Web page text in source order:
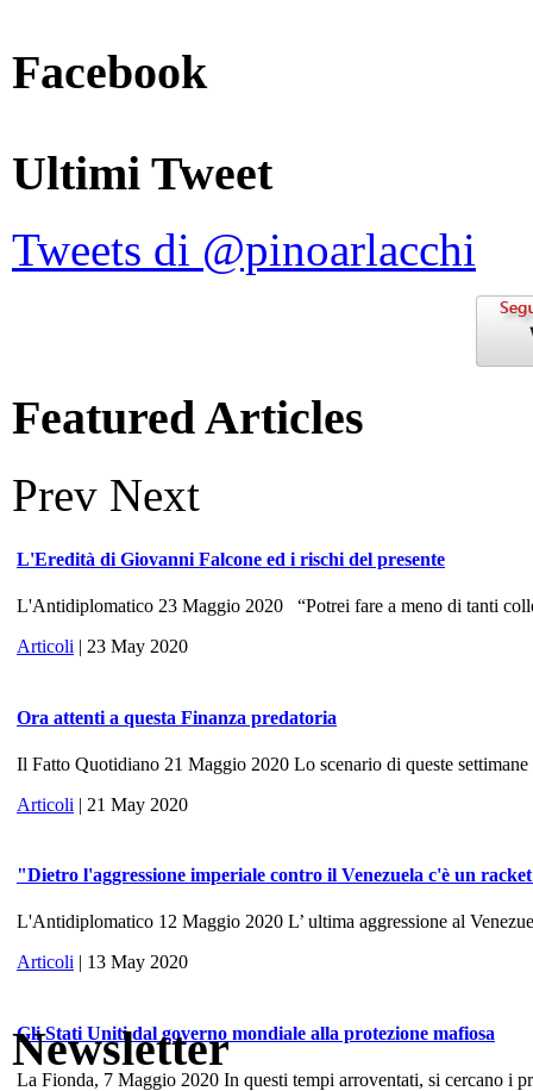
Facebook
Ultimi Tweet
Tweets di @pinoarlacchi
Featured Articles
Prev Next
L'Eredità di Giovanni Falcone ed i rischi del presente
L'Antidiplomatico 23 Maggio 2020 “Potrei fare a meno di tanti
Articoli | 23 May 2020
Ora attenti a questa Finanza predatoria
Il Fatto Quotidiano 21 Maggio 2020 Lo scenario di queste
Articoli | 21 May 2020
"Dietro l'aggressione imperiale contro il Venezuela c'è un
L'Antidiplomatico 12 Maggio 2020 L’ ultima aggressione al
Articoli | 13 May 2020
Gli Stati Uniti dal governo mondiale alla protezione mafiosa
La Fionda, 7 Maggio 2020 In questi tempi arroventati, si cercano i
Newsletter